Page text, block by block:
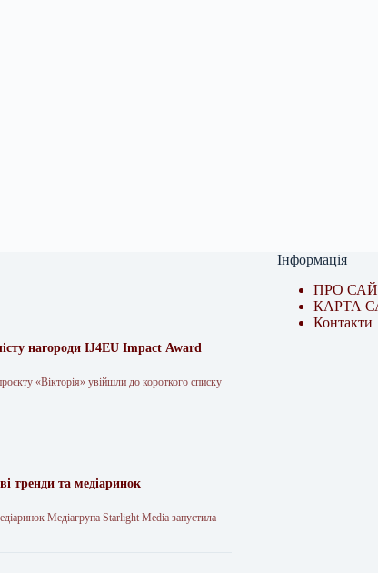
нагороди IJ4EU Impact Award
«Вікторія» увійшли до короткого списку
тренди та медіаринок
Медіагрупа Starlight Media запустила
Інформація
ПРО
КАРТА
Контакти